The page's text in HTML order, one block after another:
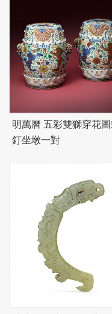
明萬曆 五彩雙獅穿花
釘坐墩一對